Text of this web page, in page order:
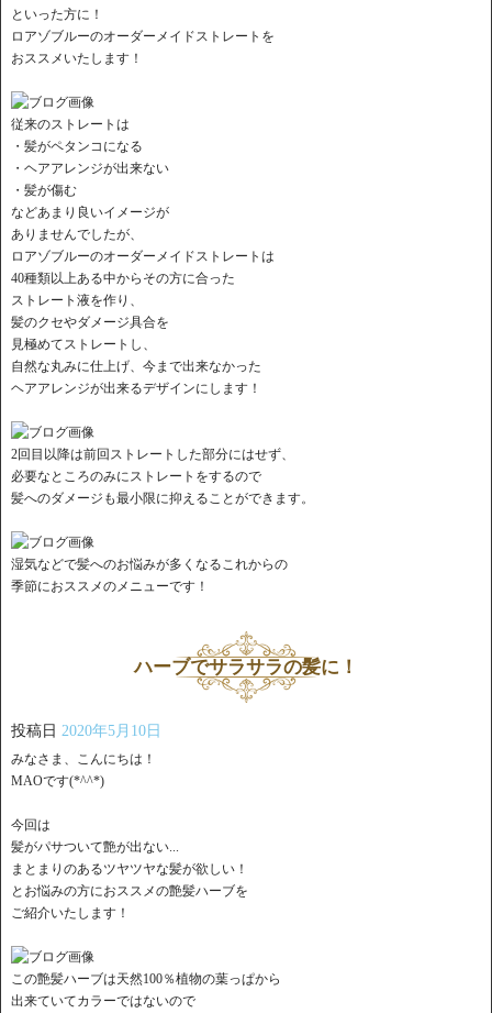
といった方に！
ロアゾブルーのオーダーメイドストレートを
おススメいたします！
従来のストレートは
・髪がペタンコになる
・ヘアアレンジが出来ない
・髪が傷む
などあまり良いイメージが
ありませんでしたが、
ロアゾブルーのオーダーメイドストレートは
40種類以上ある中からその方に合った
ストレート液を作り、
髪のクセやダメージ具合を
見極めてストレートし、
自然な丸みに仕上げ、今まで出来なかった
ヘアアレンジが出来るデザインにします！
2回目以降は前回ストレートした部分にはせず、
必要なところのみにストレートをするので
髪へのダメージも最小限に抑えることができます。
湿気などで髪へのお悩みが多くなるこれからの
季節におススメのメニューです！
ハーブでサラサラの髪に！
投稿日 2020年5月10日
みなさま、こんにちは！
MAOです(*^^*)
今回は
髪がパサついて艶が出ない...
まとまりのあるツヤツヤな髪が欲しい！
とお悩みの方におススメの艶髪ハーブを
ご紹介いたします！
この艶髪ハーブは天然100％植物の葉っぱから
出来ていてカラーではないので